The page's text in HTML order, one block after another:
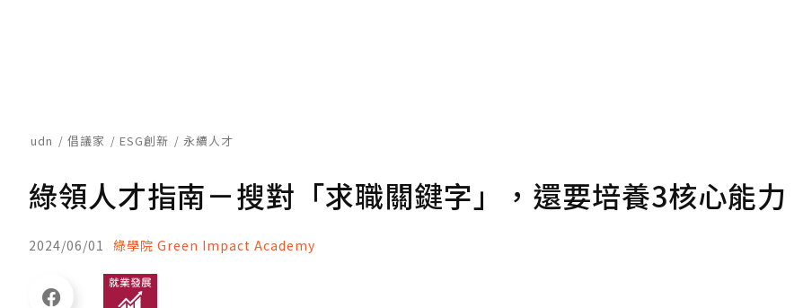
udn 倡議家 ESG創新 永續人才
綠領人才指南－搜對「求職關鍵字」，還要培養3核心能力
2024/06/01 綠學院 Green Impact Academy